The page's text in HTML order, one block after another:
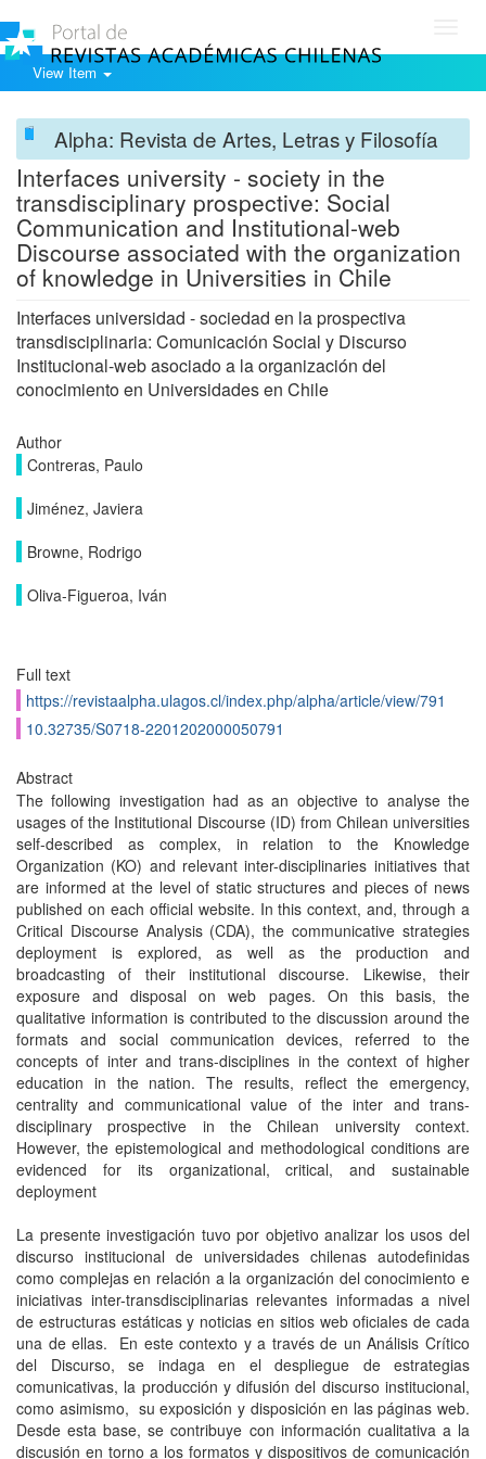
View Item
Alpha: Revista de Artes, Letras y Filosofía
Interfaces university - society in the
transdisciplinary prospective: Social
Communication and Institutional-web
Discourse associated with the organization
of knowledge in Universities in Chile
Interfaces universidad - sociedad en la prospectiva
transdisciplinaria: Comunicación Social y Discurso
Institucional-web asociado a la organización del
conocimiento en Universidades en Chile
Author
Contreras, Paulo
Jiménez, Javiera
Browne, Rodrigo
Oliva-Figueroa, Iván
Full text
https://revistaalpha.ulagos.cl/index.php/alpha/article/view/791
10.32735/S0718-2201202000050791
Abstract
The following investigation had as an objective to analyse the
usages of the Institutional Discourse (ID) from Chilean universities
self-described as complex, in relation to the Knowledge
Organization (KO) and relevant inter-disciplinaries initiatives that
are informed at the level of static structures and pieces of news
published on each official website. In this context, and, through a
Critical Discourse Analysis (CDA), the communicative strategies
deployment is explored, as well as the production and
broadcasting of their institutional discourse. Likewise, their
exposure and disposal on web pages. On this basis, the
qualitative information is contributed to the discussion around the
formats and social communication devices, referred to the
concepts of inter and trans-disciplines in the context of higher
education in the nation. The results, reflect the emergency,
centrality and communicational value of the inter and trans-
disciplinary prospective in the Chilean university context.
However, the epistemological and methodological conditions are
evidenced for its organizational, critical, and sustainable
deployment
La presente investigación tuvo por objetivo analizar los usos del
discurso institucional de universidades chilenas autodefinidas
como complejas en relación a la organización del conocimiento e
iniciativas inter-transdisciplinarias relevantes informadas a nivel
de estructuras estáticas y noticias en sitios web oficiales de cada
una de ellas. En este contexto y a través de un Análisis Crítico
del Discurso, se indaga en el despliegue de estrategias
comunicativas, la producción y difusión del discurso institucional,
como asimismo, su exposición y disposición en las páginas web.
Desde esta base, se contribuye con información cualitativa a la
discusión en torno a los formatos y dispositivos de comunicación